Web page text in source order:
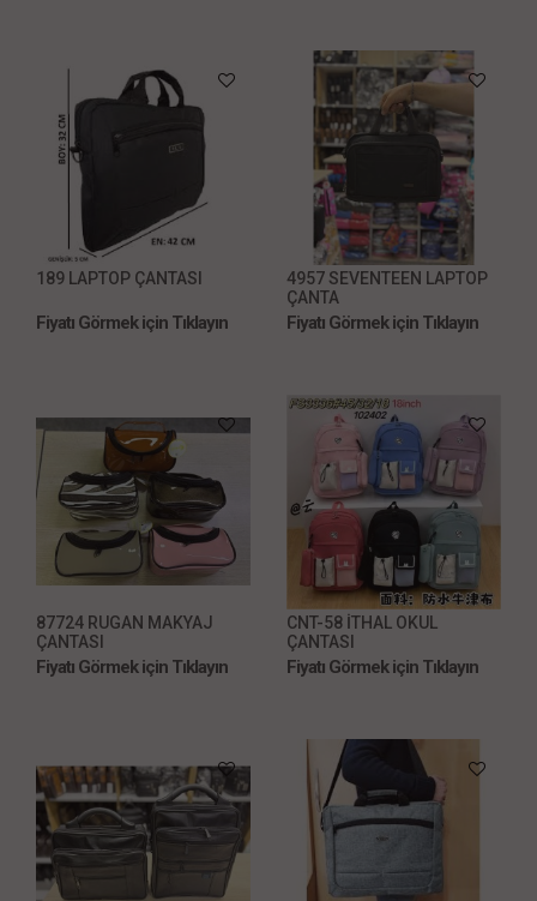
189 LAPTOP ÇANTASI
Fiyatı Görmek için Tıklayın
4957 SEVENTEEN LAPTOP
ÇANTA
Fiyatı Görmek için Tıklayın
87724 RUGAN MAKYAJ
ÇANTASI
Fiyatı Görmek için Tıklayın
CNT-58 İTHAL OKUL
ÇANTASI
Fiyatı Görmek için Tıklayın